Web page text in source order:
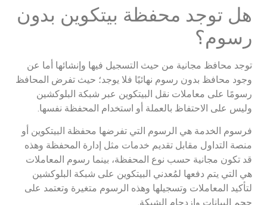
هل توجد محفظة بيتكوين بدون
رسوم؟
توجد محافظ مجانية من حيث التسجيل فيها وإنشائها أما عن
وجود محافظ بدون رسوم نهائيًا فلا يوجد؛ حيث تفرض المحافظ
رسومًا على معاملات نقل البيتكوين عبر شبكة البلوكشين
وليس على الاحتفاظ بالعملة أو استخدام المحفظة نفسها.
فرسوم الخدمة هي الرسوم التي تفرضها محفظة البيتكوين أو
منصة التداول مقابل تقديم خدمات مثل إدارة المحفظة وهذه
قد تكون مجانية حسب نوع المحفظة، بينما رسوم المعاملات
هي التي يتم دفعها لمُعدني البيتكوين على شبكة البلوكشين
لتأكيد المعاملات وتسجيلها وهذه الرسوم متغيرة وتعتمد على
حجم البيانات وازدحام الشبكة.